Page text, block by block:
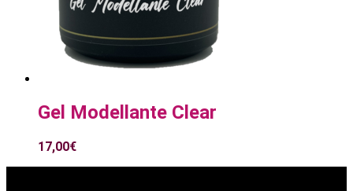
Gel Modellante Clear
17,00€